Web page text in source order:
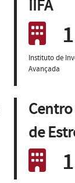
IIFA
1
Instituto de
Avançada
de
1